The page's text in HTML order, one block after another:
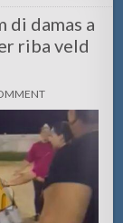
di damas a
riba veld